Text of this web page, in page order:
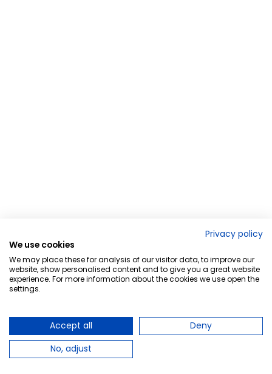
Privacy policy
We use cookies
We may place these for analysis of our visitor data, to improve our
website, show personalised content and to give you a great website
experience. For more information about the cookies we use open the
settings.
Accept all
Deny
No, adjust